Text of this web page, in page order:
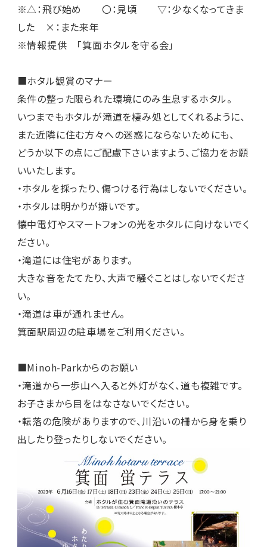
※△：飛び始め 〇：見頃 ▽：少なくなってきま
した ×：また来年
※情報提供 「箕面ホタルを守る会」
■ホタル観賞のマナー
条件の整った限られた環境にのみ生息するホタル。
いつまでもホタルが滝道を棲み処としてくれるように、
また近隣に住む方々への迷惑にならないためにも、
どうか以下の点にご配慮下さいますよう、ご協力をお願
いいたします。
・ホタルを採ったり、傷つける行為はしないでください。
・ホタルは明かりが嫌いです。
懐中電灯やスマートフォンの光をホタルに向けないでく
ださい。
・滝道には住宅があります。
大きな音をたてたり、大声で騒ぐことはしないでくださ
い。
・滝道は車が通れません。
箕面駅周辺の駐車場をご利用ください。
■Minoh-Parkからのお願い
・滝道から一歩山へ入ると外灯がなく、道も複雑です。
お子さまから目をはなさないでください。
・転落の危険がありますので、川沿いの柵から身を乗り
出したり登ったりしないでください。